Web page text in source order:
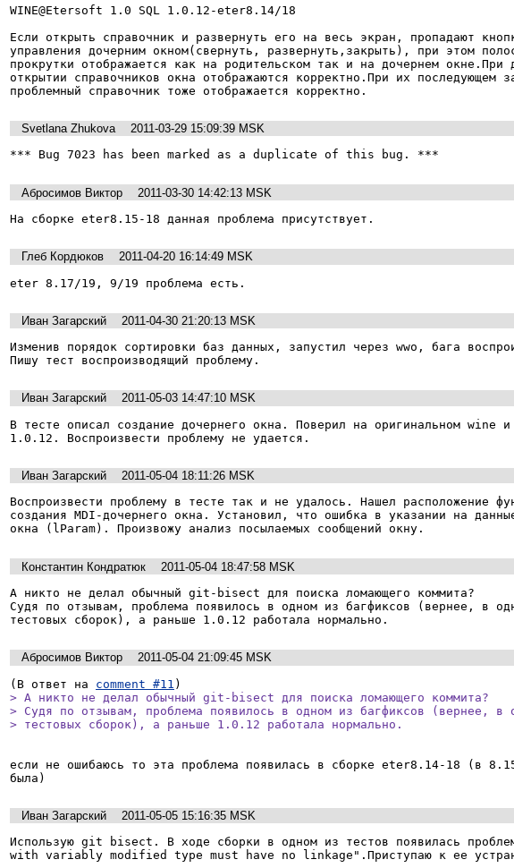
WINE@Etersoft 1.0 SQL 1.0.12-eter8.14/18
Если открыть справочник и развернуть его на весь экран, пропадают
управления дочерним окном(свернуть, развернуть,закрыть), при этом
прокрутки отображается как на родительском так и на дочернем окне.При
открытии справочников окна отображаются корректно.При их последующем
проблемный справочник тоже отображается корректно.
Svetlana Zhukova
2011-03-29 15:09:39 MSK
*** Bug 7023 has been marked as a duplicate of this bug. ***
Абросимов Виктор
2011-03-30 14:42:13 MSK
На сборке eter8.15-18 данная проблема присутствует.
Глеб Кордюков
2011-04-20 16:14:49 MSK
eter 8.17/19, 9/19 проблема есть.
Иван Загарский
2011-04-30 21:20:13 MSK
Изменив порядок сортировки баз данных, запустил через wwo, бага
Пишу тест воспроизводящий проблему.
Иван Загарский
2011-05-03 14:47:10 MSK
В тесте описал создание дочернего окна. Поверил на оригинальном wine и
1.0.12. Воспроизвести проблему не удается.
Иван Загарский
2011-05-04 18:11:26 MSK
Воспроизвести проблему в тесте так и не удалось. Нашел расположение
создания MDI-дочернего окна. Установил, что ошибка в указании на
окна (lParam). Произвожу анализ посылаемых сообщений окну.
Константин Кондратюк
2011-05-04 18:47:58 MSK
А никто не делал обычный git-bisect для поиска ломающего коммита?
Судя по отзывам, проблема появилось в одном из багфиксов (вернее, в
тестовых сборок), а раньше 1.0.12 работала нормально.
Абросимов Виктор
2011-05-04 21:09:45 MSK
(В ответ на comment #11
> А никто не делал обычный git-bisect для поиска ломающего коммита?
> Судя по отзывам, проблема появилось в одном из багфиксов (вернее, в
> тестовых сборок), а раньше 1.0.12 работала нормально.
если не ошибаюсь то эта проблема появилась в сборке eter8.14-18 (в
была)
Иван Загарский
2011-05-05 15:16:35 MSK
Использую git bisect. В ходе сборки в одном из тестов появилась
with variably modified type must have no linkage".Приступаю к ее